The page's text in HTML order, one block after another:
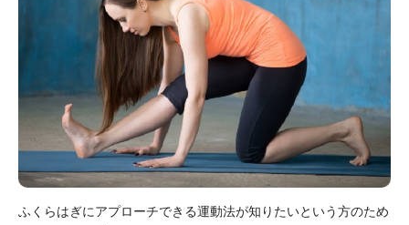
ふくらはぎにアプローチできる運動法が知りたいという方のため